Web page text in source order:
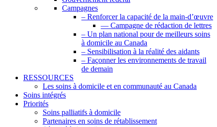
Campagnes
– Renforcer la capacité de la main-d’œuvre
— Campagne de rédaction de lettres
– Un plan national pour de meilleurs soins
à domicile au Canada
– Sensibilisation à la réalité des aidants
– Façonner les environnements de travail
de demain
RESSOURCES
Les soins à domicile et en communauté au Canada
Soins intégrés
Priorités
Soins palliatifs à domicile
Partenaires en soins de rétablissement